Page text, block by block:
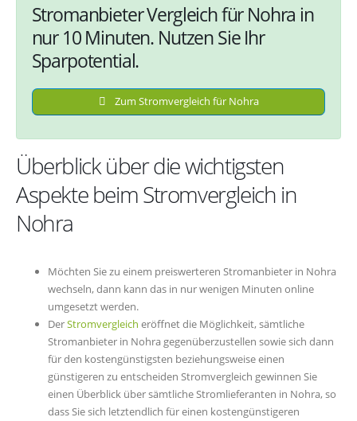
Stromanbieter Vergleich für Nohra in
nur 10 Minuten. Nutzen Sie Ihr
Sparpotential.
Zum Stromvergleich für Nohra
Überblick über die wichtigsten
Aspekte beim Stromvergleich in
Nohra
Möchten Sie zu einem preiswerteren Stromanbieter in Nohra
wechseln, dann kann das in nur wenigen Minuten online
umgesetzt werden.
DerStromvergleich eröffnet die Möglichkeit, sämtliche
Stromanbieter in Nohra gegenüberzustellen sowie sich dann
für den kostengünstigsten beziehungsweise einen
günstigeren zu entscheiden Stromvergleich gewinnen Sie
einen Überblick über sämtliche Stromlieferanten in Nohra, so
dass Sie sich letztendlich für einen kostengünstigeren